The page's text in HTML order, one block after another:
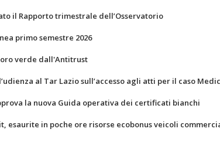
il Rapporto trimestrale dell’Osservatorio
primo semestre 2026
verde dall'Antitrust
al Tar Lazio sull’accesso agli atti per il caso
la nuova Guida operativa dei certificati bianchi
esaurite in poche ore risorse ecobonus veicoli